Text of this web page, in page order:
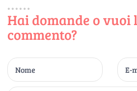
Hai domande o vuoi
commento?